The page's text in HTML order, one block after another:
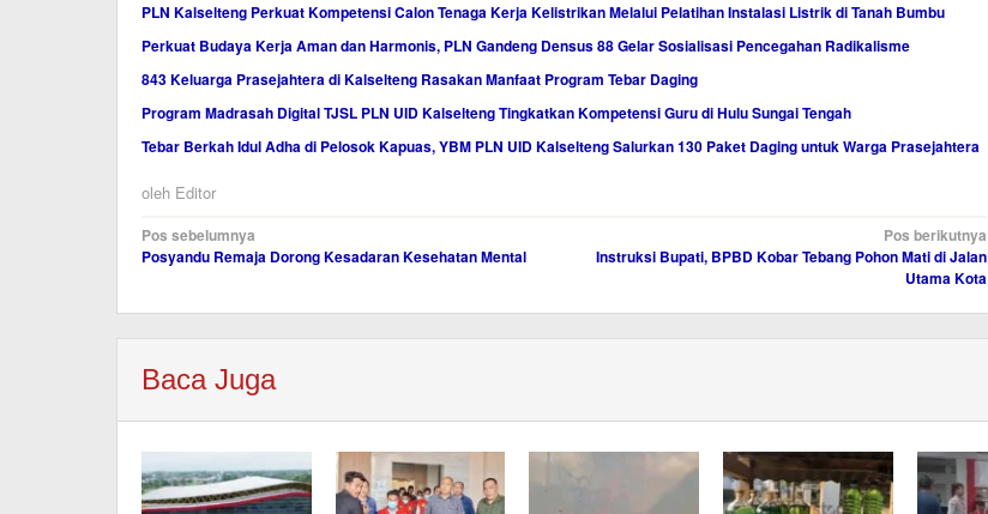
PLN Kalselteng Perkuat Kompetensi Calon Tenaga Kerja Kelistrikan Melalui Pelatihan Instalasi Listrik di Tanah Bumbu
Perkuat Budaya Kerja Aman dan Harmonis, PLN Gandeng Densus 88 Gelar Sosialisasi Pencegahan Radikalisme
843 Keluarga Prasejahtera di Kalselteng Rasakan Manfaat Program Tebar Daging
Program Madrasah Digital TJSL PLN UID Kalselteng Tingkatkan Kompetensi Guru di Hulu Sungai Tengah
Tebar Berkah Idul Adha di Pelosok Kapuas, YBM PLN UID Kalselteng Salurkan 130 Paket Daging untuk Warga Prasejahtera
oleh Editor
Navigasi
pos
Pos sebelumnya
Posyandu Remaja Dorong Kesadaran Kesehatan Mental
Pos berikutnya
Instruksi Bupati, BPBD Kobar Tebang Pohon Mati di Jalan
Utama Kota
Baca Juga